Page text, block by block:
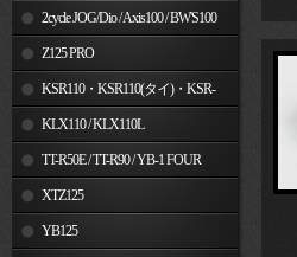
V50 2cycle JOG/Dio / Axis100 / BW'S100
Z125 PRO
KSR110・KSR110(タイ)・KSR-
I/II・KSR PRO
KLX110 / KLX110L
TT-R50E / TT-R90 / YB-1 FOUR
XTZ125
YB125